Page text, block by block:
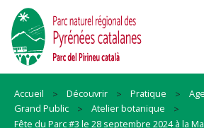
Accueil Découvrir Pratique
Grand Public
Atelier botanique
Fête du Parc #3 le 28 septembre 2024 à la